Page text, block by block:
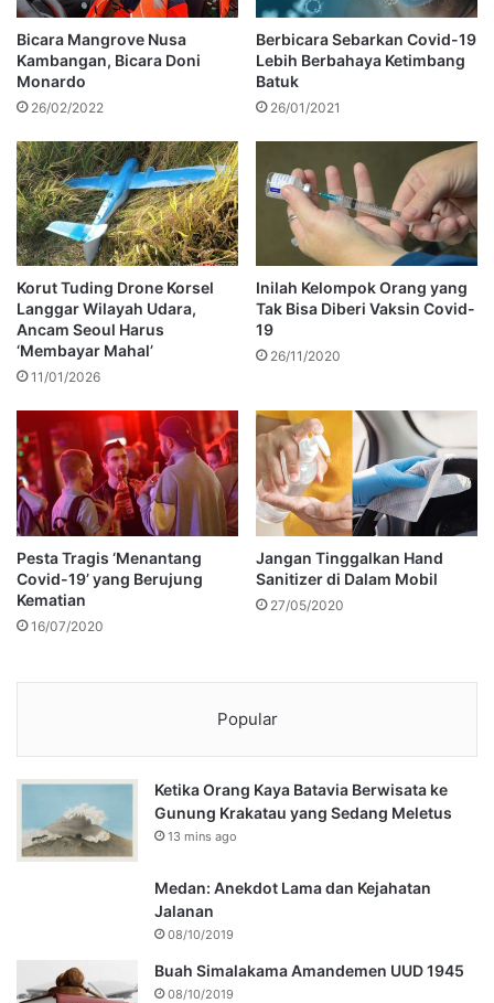
Bicara Mangrove Nusa
Kambangan, Bicara Doni
Monardo
26/02/2022
Berbicara Sebarkan Covid-19
Lebih Berbahaya Ketimbang
Batuk
26/01/2021
Korut Tuding Drone Korsel
Langgar Wilayah Udara,
Ancam Seoul Harus
‘Membayar Mahal’
11/01/2026
Inilah Kelompok Orang yang
Tak Bisa Diberi Vaksin Covid-
19
26/11/2020
Pesta Tragis ‘Menantang
Covid-19’ yang Berujung
Kematian
16/07/2020
Jangan Tinggalkan Hand
Sanitizer di Dalam Mobil
27/05/2020
Popular
Ketika Orang Kaya Batavia Berwisata ke
Gunung Krakatau yang Sedang Meletus
13 mins ago
Medan: Anekdot Lama dan Kejahatan
Jalanan
08/10/2019
Buah Simalakama Amandemen UUD 1945
08/10/2019